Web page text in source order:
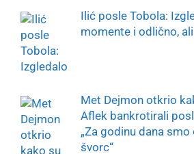
Ilić posle Tobola:
momente i odlično,
Met Dejmon otkrio
Aflek bankrotirali
„Za godinu dana
švorc“